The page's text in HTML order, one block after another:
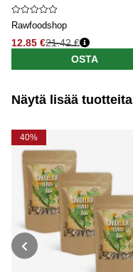
Rawfoodshop
12.85 €21.42 €
OSTA
Näytä lisää tuotteita
40%